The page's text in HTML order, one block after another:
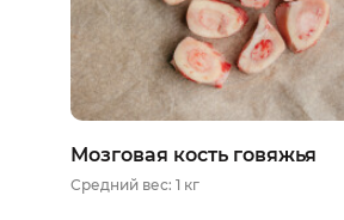
Мозговая кость говяжья
Средний вес: 1 кг